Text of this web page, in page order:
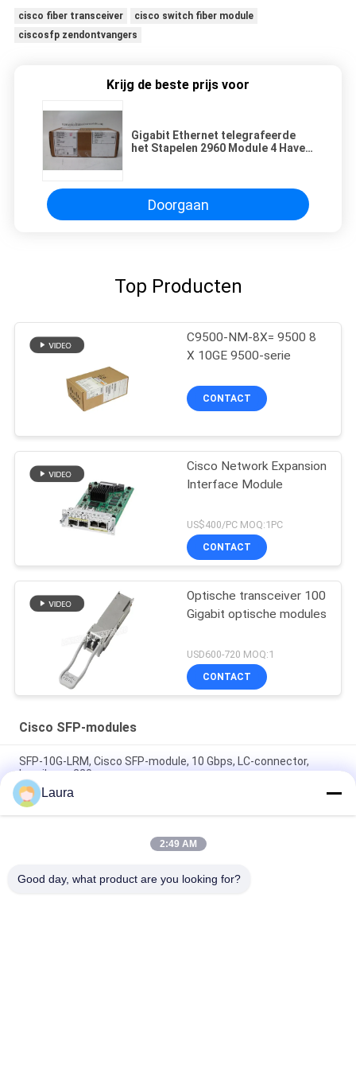
cisco fiber transceiver
cisco switch fiber module
ciscosfp zendontvangers
Krijg de beste prijs voor
Gigabit Ethernet telegrafeerde
het Stapelen 2960 Module 4 Haven
Doorgaan
Top Producten
C9500-NM-8X= 9500 8
X 10GE 9500-serie
CONTACT
Cisco Network Expansion
Interface Module
US$400/PC MOQ:1PC
CONTACT
Optische transceiver 100
Gigabit optische modules
USD600-720 MOQ:1
CONTACT
Cisco SFP-modules
SFP-10G-LRM, Cisco SFP-module, 10 Gbps, LC-connector,
bereik van 220 m
SFP-10G-SR Cisco-compatibele SFP+-module | 10GBASE-SR
850nm MMF-zendontvanger
SFP-10G-SR-S, Cisco SFP+-zendontvanger,
Laura
2:49 AM
Good day, what product are you looking for?